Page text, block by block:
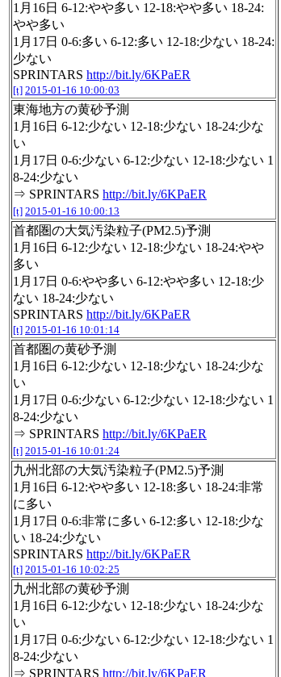
1月16日 6-12:やや多い 12-18:やや多い 18-24:
やや多い
1月17日 0-6:多い 6-12:多い 12-18:少ない 18-24:
少ない
SPRINTARS http://bit.ly/6KPaER
[t] 2015-01-16 10:00:03
東海地方の黄砂予測
1月16日 6-12:少ない 12-18:少ない 18-24:少な
い
1月17日 0-6:少ない 6-12:少ない 12-18:少ない 1
8-24:少ない
⇒ SPRINTARS http://bit.ly/6KPaER
[t] 2015-01-16 10:00:13
首都圏の大気汚染粒子(PM2.5)予測
1月16日 6-12:少ない 12-18:少ない 18-24:やや
多い
1月17日 0-6:やや多い 6-12:やや多い 12-18:少
ない 18-24:少ない
SPRINTARS http://bit.ly/6KPaER
[t] 2015-01-16 10:01:14
首都圏の黄砂予測
1月16日 6-12:少ない 12-18:少ない 18-24:少な
い
1月17日 0-6:少ない 6-12:少ない 12-18:少ない 1
8-24:少ない
⇒ SPRINTARS http://bit.ly/6KPaER
[t] 2015-01-16 10:01:24
九州北部の大気汚染粒子(PM2.5)予測
1月16日 6-12:やや多い 12-18:多い 18-24:非常
に多い
1月17日 0-6:非常に多い 6-12:多い 12-18:少な
い 18-24:少ない
SPRINTARS http://bit.ly/6KPaER
[t] 2015-01-16 10:02:25
九州北部の黄砂予測
1月16日 6-12:少ない 12-18:少ない 18-24:少な
い
1月17日 0-6:少ない 6-12:少ない 12-18:少ない 1
8-24:少ない
⇒ SPRINTARS http://bit.ly/6KPaER